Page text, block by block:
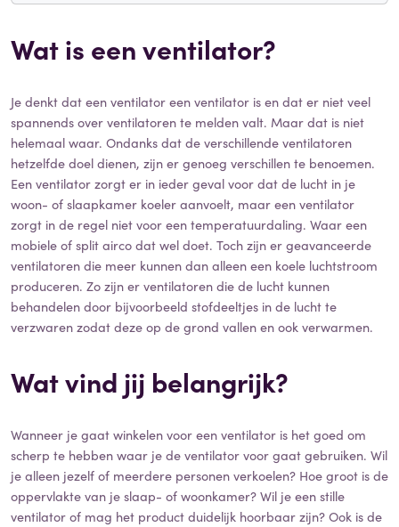
Wat is een ventilator?
Je denkt dat een ventilator een ventilator is en dat er niet veel
spannends over ventilatoren te melden valt. Maar dat is niet
helemaal waar. Ondanks dat de verschillende ventilatoren
hetzelfde doel dienen, zijn er genoeg verschillen te benoemen.
Een ventilator zorgt er in ieder geval voor dat de lucht in je
woon- of slaapkamer koeler aanvoelt, maar een ventilator
zorgt in de regel niet voor een temperatuurdaling. Waar een
mobiele of split airco dat wel doet. Toch zijn er geavanceerde
ventilatoren die meer kunnen dan alleen een koele luchtstroom
produceren. Zo zijn er ventilatoren die de lucht kunnen
behandelen door bijvoorbeeld stofdeeltjes in de lucht te
verzwaren zodat deze op de grond vallen en ook verwarmen.
Wat vind jij belangrijk?
Wanneer je gaat winkelen voor een ventilator is het goed om
scherp te hebben waar je de ventilator voor gaat gebruiken. Wil
je alleen jezelf of meerdere personen verkoelen? Hoe groot is de
oppervlakte van je slaap- of woonkamer? Wil je een stille
ventilator of mag het product duidelijk hoorbaar zijn? Ook is de